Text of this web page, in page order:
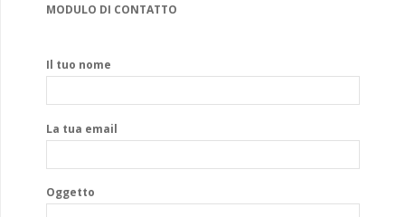
MODULO DI CONTATTO
Il tuo nome
La tua email
Oggetto